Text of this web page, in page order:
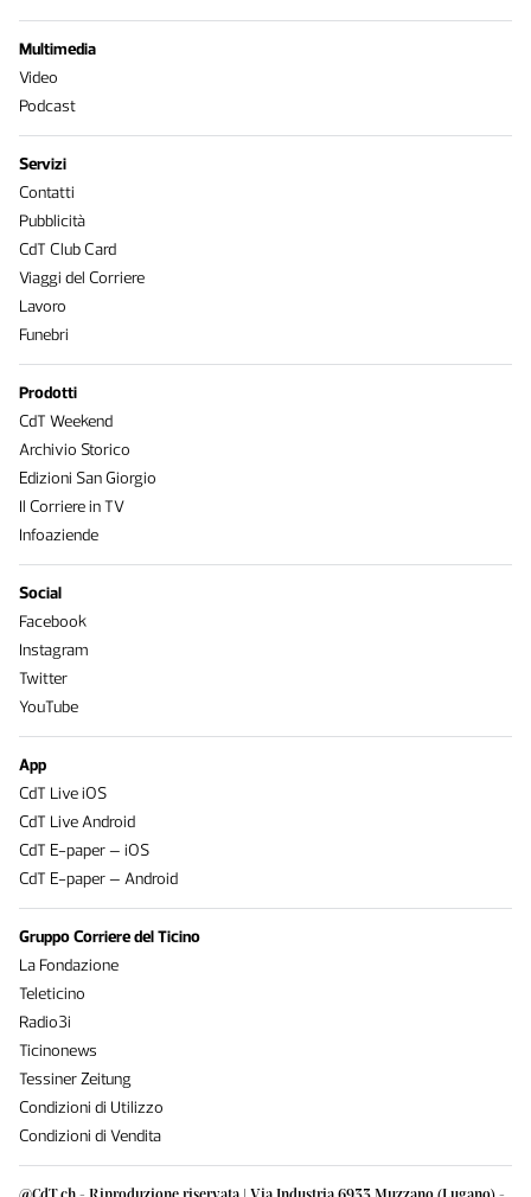
@CdT.ch - Riproduzione riservata | Via Industria 6933 Muzzano (Lugano) -
Multimedia
Video
Podcast
Servizi
Contatti
Pubblicità
CdT Club Card
Viaggi del Corriere
Lavoro
Funebri
Prodotti
CdT Weekend
Archivio Storico
Edizioni San Giorgio
Il Corriere in TV
Infoaziende
Social
Facebook
Instagram
Twitter
YouTube
App
CdT Live iOS
CdT Live Android
CdT E-paper – iOS
CdT E-paper – Android
Gruppo Corriere del Ticino
La Fondazione
Teleticino
Radio3i
Ticinonews
Tessiner Zeitung
Condizioni di Utilizzo
Condizioni di Vendita